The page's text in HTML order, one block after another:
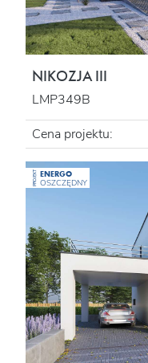
NIKOZJA III
LMP349B
Cena projektu:
PROJEKT ENERGO
OSZCZĘDNY